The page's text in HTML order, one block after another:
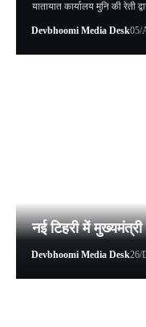
यातायात कार्यालय मुनि की रेती
Devbhoomi Media Desk05/
नई टिहरी में
Devbhoomi Media Desk26/